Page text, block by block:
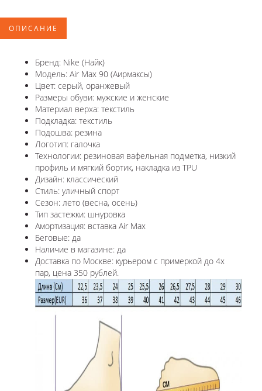
ОПИСАНИЕ
Бренд: Nike (Найк)
Модель: Air Max 90 (Аирмаксы)
Цвет: серый, оранжевый
Размеры обуви: мужские и женские
Материал верха: текстиль
Подкладка: текстиль
Подошва: резина
Логотип: галочка
Технологии: резиновая вафельная подметка, низкий
профиль и мягкий бортик, накладка из TPU
Дизайн: классический
Стиль: уличный спорт
Сезон: лето (весна, осень)
Тип застежки: шнуровка
Амортизация: вставка Air Max
Беговые: да
Наличие в магазине: да
Доставка по Москве: курьером с примеркой до 4х
пар, цена 350 рублей.